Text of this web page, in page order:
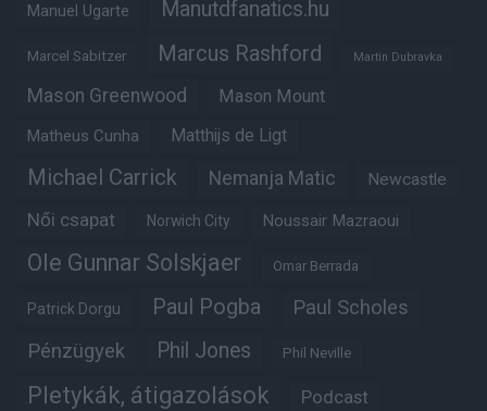
Manuel Ugarte Manutdfanatics.hu
Marcel Sabitzer Marcus Rashford Martin Dubravka
Mason Greenwood Mason Mount
Matheus Cunha Matthijs de Ligt
Michael Carrick Nemanja Matic Newcastle
Női csapat Norwich City Noussair Mazraoui
Ole Gunnar Solskjaer Omar Berrada
Patrick Dorgu Paul Pogba Paul Scholes
Pénzügyek Phil Jones Phil Neville
Pletykák, átigazolások Podcast